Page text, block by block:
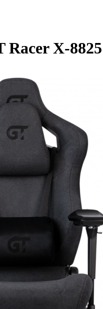
Racer X-